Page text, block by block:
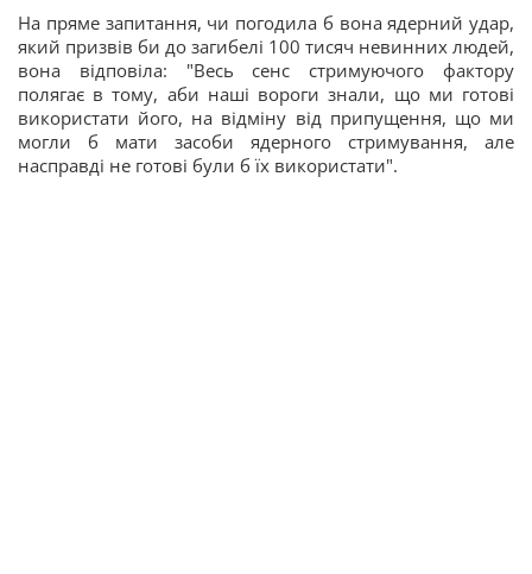
На пряме запитання, чи погодила б вона ядерний удар,
який призвів би до загибелі 100 тисяч невинних людей,
вона відповіла: "Весь сенс стримуючого фактору
полягає в тому, аби наші вороги знали, що ми готові
використати його, на відміну від припущення, що ми
могли б мати засоби ядерного стримування, але
насправді не готові були б їх використати".